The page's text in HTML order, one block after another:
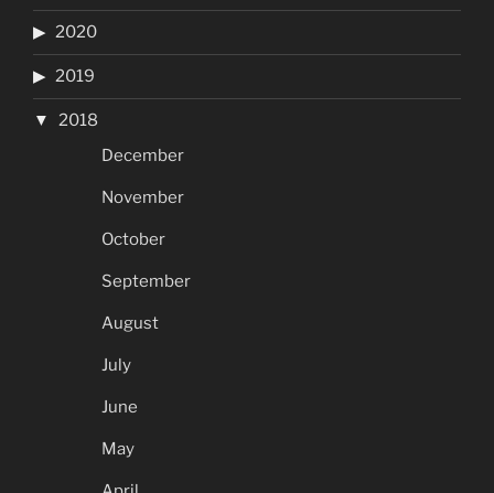
2020
2019
2018
December
November
October
September
August
July
June
May